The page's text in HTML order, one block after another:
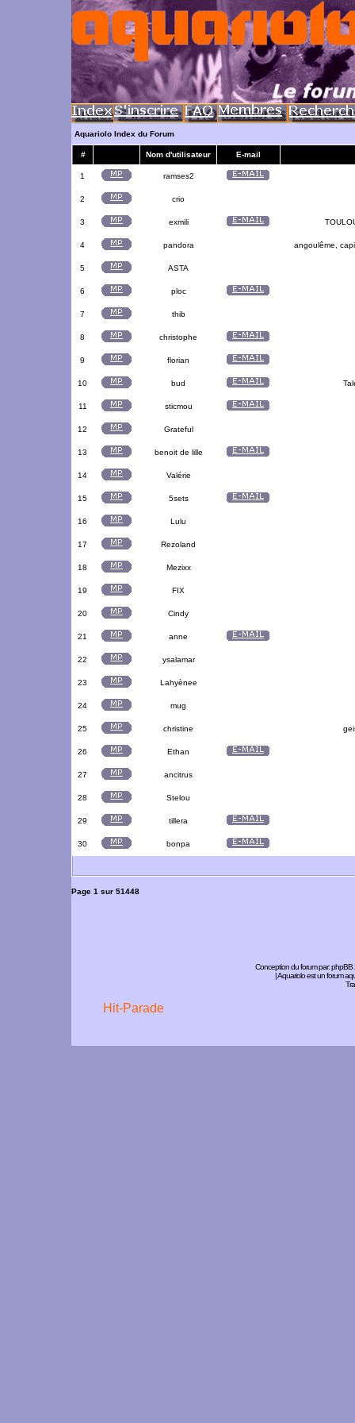
Aquariolo Index du Forum
# Nom d'utilisateur E-mail
1 ramses2
2 crio
3 exmili
4 pandora angoulême,
5 ASTA
6 ploc
7 thib
8 christophe
9 florian
10 bud
11 sticmou
12 Grateful
13 benoit de lille
14 Valérie
15 5sets
16 Lulu
17 Rezoland
18 Mezixx
19 FIX
20 Cindy
21 anne
22 ysalamar
23 Lahyènee
24 mug
25 christine
26 Ethan
27 ancitrus
28 Stelou
29 tillera
30 bonpa
Page 1 sur 51448
Conception du forum par:phpBB
| Aquariolo est un forum